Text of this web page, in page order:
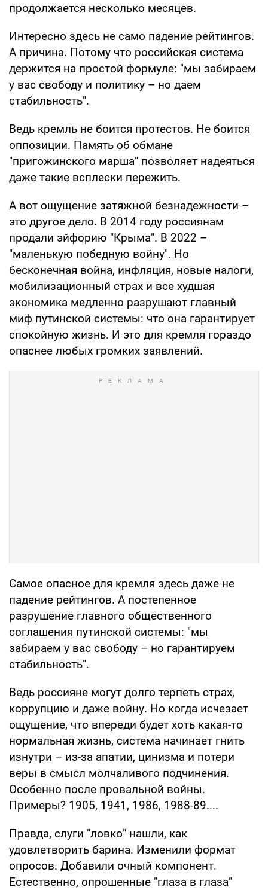
продолжается несколько месяцев.
Интересно здесь не само падение рейтингов.
А причина. Потому что российская система
держится на простой формуле: "мы забираем
у вас свободу и политику – но даем
стабильность".
Ведь кремль не боится протестов. Не боится
оппозиции. Память об обмане
"пригожинского марша" позволяет надеяться
даже такие всплески пережить.
А вот ощущение затяжной безнадежности –
это другое дело. В 2014 году россиянам
продали эйфорию "Крыма". В 2022 –
"маленькую победную войну". Но
бесконечная война, инфляция, новые налоги,
мобилизационный страх и все худшая
экономика медленно разрушают главный
миф путинской системы: что она гарантирует
спокойную жизнь. И это для кремля гораздо
опаснее любых громких заявлений.
Самое опасное для кремля здесь даже не
падение рейтингов. А постепенное
разрушение главного общественного
соглашения путинской системы: "мы
забираем у вас свободу – но гарантируем
стабильность".
Ведь россияне могут долго терпеть страх,
коррупцию и даже войну. Но когда исчезает
ощущение, что впереди будет хоть какая-то
нормальная жизнь, система начинает гнить
изнутри – из-за апатии, цинизма и потери
веры в смысл молчаливого подчинения.
Особенно после провальной войны.
Примеры? 1905, 1941, 1986, 1988-89....
Правда, слуги "ловко" нашли, как
удовлетворить барина. Изменили формат
опросов. Добавили очный компонент.
Естественно, опрошенные "глаза в глаза"